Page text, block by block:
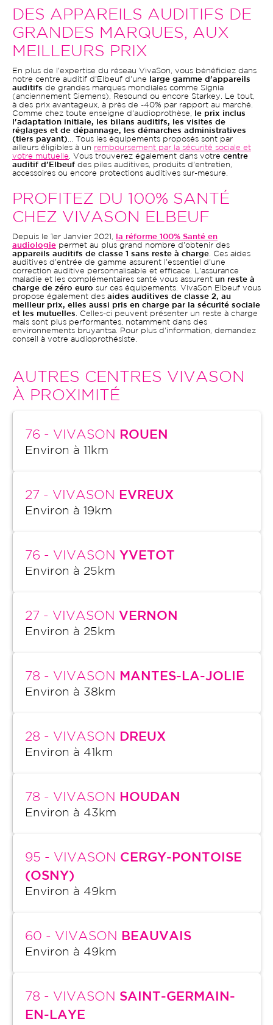
DES APPAREILS AUDITIFS DE
GRANDES MARQUES, AUX
MEILLEURS PRIX
En plus de l'expertise du réseau VivaSon, vous bénéficiez dans
notre centre auditif d'Elbeuf d'une
large gamme d'appareils
auditifs de grandes marques mondiales comme Signia
(anciennement Siemens), Resound ou encore Starkey. Le tout,
à des prix avantageux, à près de -40% par rapport au marché.
Comme chez toute enseigne d'audioprothèse,
le prix inclus
l'adaptation initiale, les bilans auditifs, les visites de
réglages et de dépannage, les démarches administratives
(tiers payant) ... Tous les équipements proposés sont par
ailleurs éligibles à un remboursement par la sécurité sociale et
votre mutuelle . Vous trouverez également dans votre centre
auditif d'Elbeuf des piles auditives, produits d'entretien,
accessoires ou encore protections auditives sur-mesure.
PROFITEZ DU 100% SANTÉ
CHEZ VIVASON ELBEUF
Depuis le 1er Janvier 2021,
la réforme 100% Santé en
audiologie permet au plus grand nombre d'obtenir des
appareils auditifs de classe 1 sans reste à charge . Ces aides
auditives d'entrée de gamme assurent l'essentiel d'une
correction auditive personnalisable et efficace. L'assurance
maladie et les complémentaires santé vous assurent un reste à
charge de zéro euro sur ces équipements. VivaSon Elbeuf vous
propose également des aides auditives de classe 2, au
meilleur prix, elles aussi pris en charge par la sécurité sociale
et les mutuelles . Celles-ci peuvent présenter un reste à charge
mais sont plus performantes, notamment dans des
environnements bruyantsa. Pour plus d'information, demandez
conseil à votre audioprothésiste.
AUTRES CENTRES VIVASON
À PROXIMITÉ
76 - VIVASON ROUEN
Environ à 11 km
27 - VIVASON EVREUX
Environ à 19km
76 - VIVASON YVETOT
Environ à 25km
27 - VIVASON VERNON
Environ à 25km
78 - VIVASON MANTES-LA-JOLIE
Environ à 38km
28 - VIVASON DREUX
Environ à 41 km
78 - VIVASON HOUDAN
Environ à 43km
95 - VIVASON CERGY-PONTOISE
(OSNY)
Environ à 49km
60 - VIVASON BEAUVAIS
Environ à 49km
78 - VIVASON SAINT-GERMAIN-
EN-LAYE